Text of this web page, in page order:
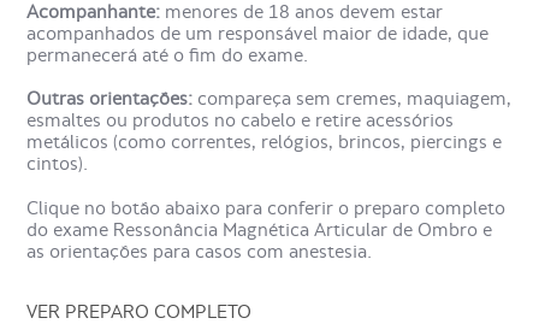
Como é o preparo da
Ressonância Magnética Articular
de Ombro?
Acompanhante: menores de 18 anos devem estar
acompanhados de um responsável maior de idade, que
permanecerá até o fim do exame.
Outras orientações: compareça sem cremes, maquiagem,
esmaltes ou produtos no cabelo e retire acessórios
metálicos (como correntes, relógios, brincos, piercings e
cintos).
Clique no botão abaixo para conferir o preparo completo
do exame Ressonância Magnética Articular de Ombro e
as orientações para casos com anestesia.
VER PREPARO COMPLETO